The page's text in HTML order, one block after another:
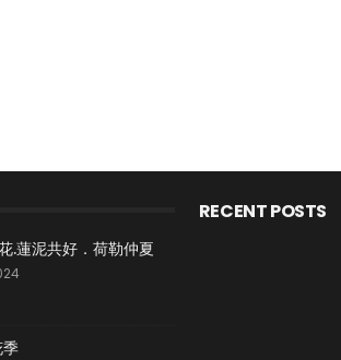
.蓮泥共好．荷勒仲夏
RECENT POSTS